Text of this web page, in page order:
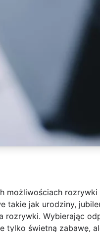
możliwościach
takie jak urodziny,
rozrywki. Wybierając
tylko świetną zabawę,